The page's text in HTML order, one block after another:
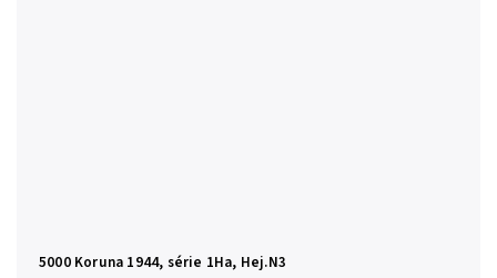
5000 Koruna 1944, série 1Ha, Hej.N3